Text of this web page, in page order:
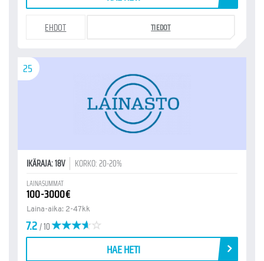
EHDOT TIEDOT
25
IKÄRAJA: 18V KORKO: 20-20%
LAINASUMMAT
100-3000€
Laina-aika: 2-47kk
7.2/ 10
HAE HETI